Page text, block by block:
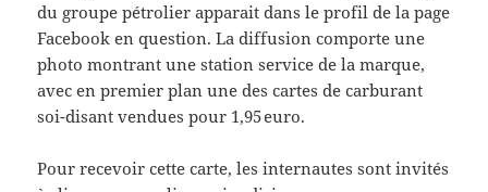
du groupe pétrolier apparait dans le profil de la page
Facebook en question. La diffusion comporte une
photo montrant une station service de la marque,
avec en premier plan une des cartes de carburant
soi-disant vendues pour 1,95 euro.
Pour recevoir cette carte, les internautes sont invités